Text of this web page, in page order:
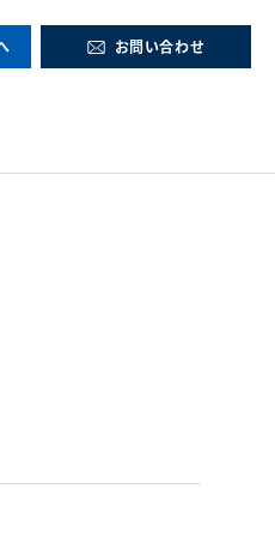
お問い合わせ